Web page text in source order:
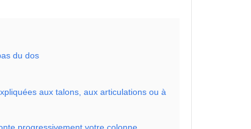
du dos
aux talons, aux articulations ou à